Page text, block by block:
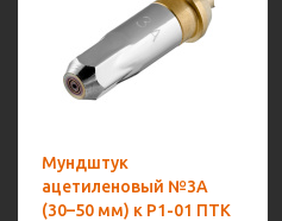
Мундштук
ацетиленовый №3А
(30–50 мм) к Р1-01 ПТК